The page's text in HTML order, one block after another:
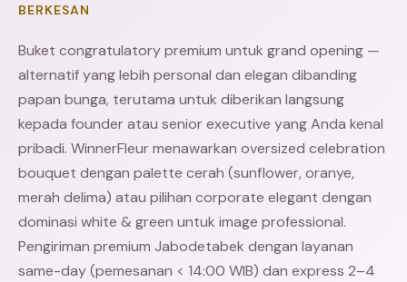
BERKESAN
Buket congratulatory premium untuk grand opening —
alternatif yang lebih personal dan elegan dibanding
papan bunga, terutama untuk diberikan langsung
kepada founder atau senior executive yang Anda kenal
pribadi. WinnerFleur menawarkan oversized celebration
bouquet dengan palette cerah (sunflower, oranye,
merah delima) atau pilihan corporate elegant dengan
dominasi white & green untuk image professional.
Pengiriman premium Jabodetabek dengan layanan
same-day (pemesanan < 14:00 WIB) dan express 2–4